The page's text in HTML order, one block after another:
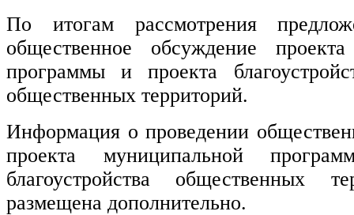
По итогам рассмотрения
общественное обсуждение
программы и проекта
общественных территорий.
Информация о проведении
проекта муниципальной
благоустройства общественных
размещена дополнительно.